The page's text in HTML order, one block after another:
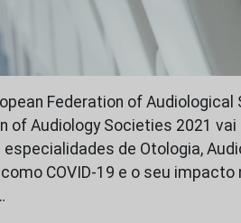
Federation of
of Audiology Societies 2021
de Otologia,
COVID-19 e o seu